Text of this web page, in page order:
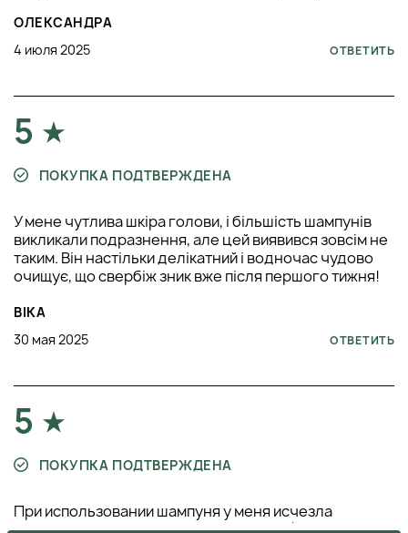
ОЛЕКСАНДРА
4 июля 2025
ОТВЕТИТЬ
5
ПОКУПКА ПОДТВЕРЖДЕНА
У мене чутлива шкіра голови, і більшість шампунів
викликали подразнення, але цей виявився зовсім не
таким. Він настільки делікатний і водночас чудово
очищує, що свербіж зник вже після першого тижня!
ВІКА
30 мая 2025
ОТВЕТИТЬ
5
ПОКУПКА ПОДТВЕРЖДЕНА
При использовании шампуня у меня исчезла